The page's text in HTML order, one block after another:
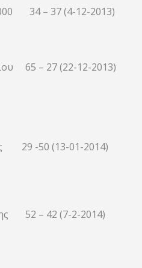
34 – 37 (4-12-2013)
65 – 27 (22-12-2013)
29 -50 (13-01-2014)
52 – 42 (7-2-2014)